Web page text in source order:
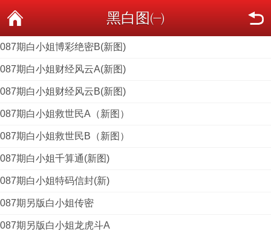
黑白图㈠
087期白小姐博彩绝密B(新图)
087期白小姐财经风云A(新图)
087期白小姐财经风云B(新图)
087期白小姐救世民A（新图）
087期白小姐救世民B（新图）
087期白小姐千算通(新图)
087期白小姐特码信封(新)
087期另版白小姐传密
087期另版白小姐龙虎斗A